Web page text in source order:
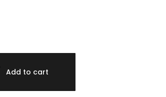
Add to cart